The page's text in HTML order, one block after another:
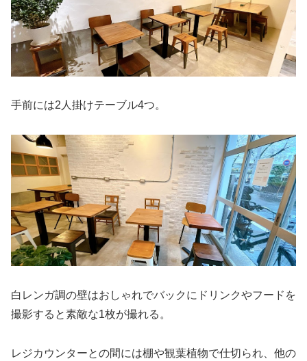
手前には2人掛けテーブル4つ。
白レンガ調の壁はおしゃれでバックにドリンクやフードを
撮影すると素敵な1枚が撮れる。
レジカウンターとの間には棚や観葉植物で仕切られ、他の